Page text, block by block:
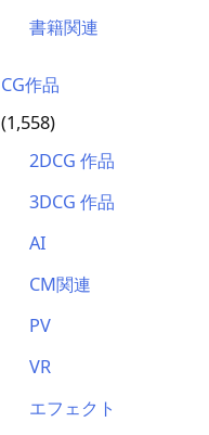
書籍関連
CG作品
(1,558)
2DCG 作品
3DCG 作品
AI
CM関連
PV
VR
エフェクト